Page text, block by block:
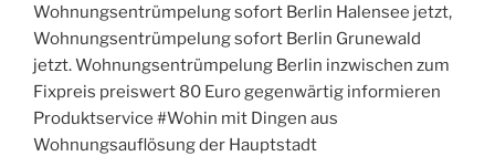
Wohnungsentrümpelung sofort Berlin Halensee jetzt,
Wohnungsentrümpelung sofort Berlin Grunewald
jetzt. Wohnungsentrümpelung Berlin inzwischen zum
Fixpreis preiswert 80 Euro gegenwärtig informieren
Produktservice #Wohin mit Dingen aus
Wohnungsauflösung der Hauptstadt